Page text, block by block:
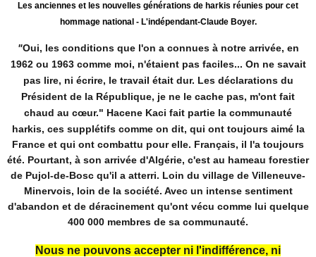
Les anciennes et les nouvelles générations de harkis réunies pour cet
hommage national - L'indépendant-Claude Boyer.
"Oui, les conditions que l'on a connues à notre arrivée, en
1962 ou 1963 comme moi, n'étaient pas faciles... On ne savait
pas lire, ni écrire, le travail était dur. Les déclarations du
Président de la République, je ne le cache pas, m'ont fait
chaud au cœur." Hacene Kaci fait partie la communauté
harkis, ces supplétifs comme on dit, qui ont toujours aimé la
France et qui ont combattu pour elle. Français, il l'a toujours
été. Pourtant, à son arrivée d'Algérie, c'est au hameau forestier
de Pujol-de-Bosc qu'il a atterri. Loin du village de Villeneuve-
Minervois, loin de la société. Avec un intense sentiment
d'abandon et de déracinement qu'ont vécu comme lui quelque
400 000 membres de sa communauté.
Nous ne pouvons accepter ni l'indifférence, ni